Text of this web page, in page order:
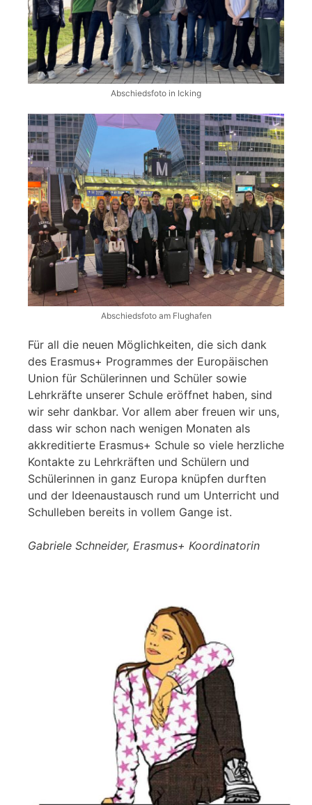
Abschiedsfoto in Icking
Abschiedsfoto am Flughafen
Für all die neuen Möglichkeiten, die sich dank
des Erasmus+ Programmes der Europäischen
Union für Schülerinnen und Schüler sowie
Lehrkräfte unserer Schule eröffnet haben, sind
wir sehr dankbar. Vor allem aber freuen wir uns,
dass wir schon nach wenigen Monaten als
akkreditierte Erasmus+ Schule so viele herzliche
Kontakte zu Lehrkräften und Schülern und
Schülerinnen in ganz Europa knüpfen durften
und der Ideenaustausch rund um Unterricht und
Schulleben bereits in vollem Gange ist.
Gabriele Schneider, Erasmus+ Koordinatorin